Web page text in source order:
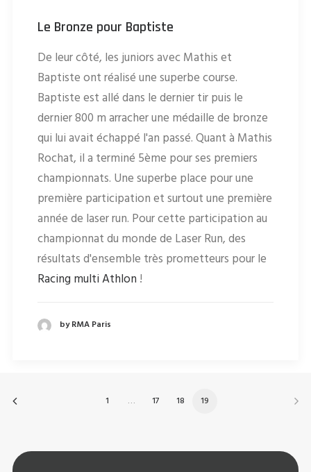
Le Bronze pour Baptiste
De leur côté, les juniors avec Mathis et
Baptiste ont réalisé une superbe course.
Baptiste est allé dans le dernier tir puis le
dernier 800 m arracher une médaille de bronze
qui lui avait échappé l'an passé. Quant à Mathis
Rochat, il a terminé 5ème pour ses premiers
championnats. Une superbe place pour une
première participation et surtout une première
année de laser run. Pour cette participation au
championnat du monde de Laser Run, des
résultats d'ensemble très prometteurs pour le
Racing multi Athlon !
by RMA Paris
1 … 17 18 19